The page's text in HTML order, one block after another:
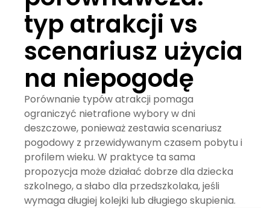
typ atrakcji vs
scenariusz użycia
na niepogodę
Porównanie typów atrakcji pomaga
ograniczyć nietrafione wybory w dni
deszczowe, ponieważ zestawia scenariusz
pogodowy z przewidywanym czasem pobytu i
profilem wieku. W praktyce ta sama
propozycja może działać dobrze dla dziecka
szkolnego, a słabo dla przedszkolaka, jeśli
wymaga długiej kolejki lub długiego skupienia.